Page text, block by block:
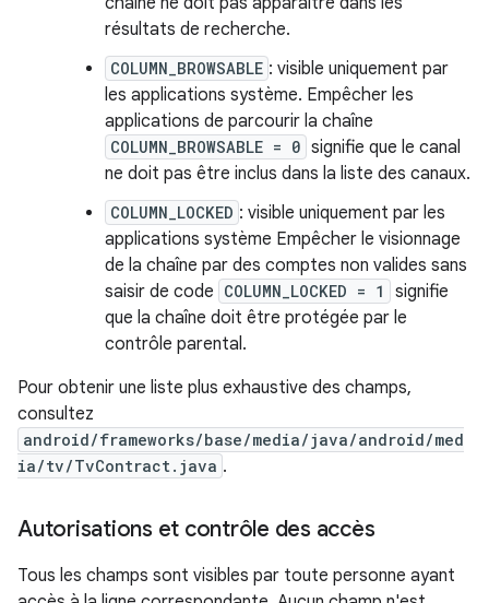
résultats de recherche.
COLUMN_BROWSABLE : visible uniquement par
les applications système. Empêcher les
applications de parcourir la chaîne
COLUMN_BROWSABLE = 0 signifie que le canal
ne doit pas être inclus dans la liste des canaux.
COLUMN_LOCKED : visible uniquement par les
applications système Empêcher le visionnage
de la chaîne par des comptes non valides sans
saisir de code COLUMN_LOCKED = 1
signifie
que la chaîne doit être protégée par le
contrôle parental.
Pour obtenir une liste plus exhaustive des champs,
consultez
android/frameworks/base/media/java/android/med
ia/tv/TvContract.java .
Autorisations et contrôle des accès
Tous les champs sont visibles par toute personne ayant